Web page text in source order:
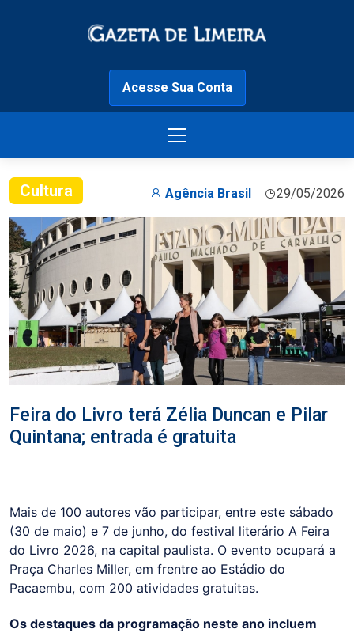
Acesse Sua Conta
Cultura Agência Brasil 29/05/2026
Feira do Livro terá Zélia Duncan e Pilar
Quintana; entrada é gratuita
Mais de 100 autores vão participar, entre este sábado
(30 de maio) e 7 de junho, do festival literário A Feira
do Livro 2026, na capital paulista. O evento ocupará a
Praça Charles Miller, em frentre ao Estádio do
Pacaembu, com 200 atividades gratuitas.
Os destaques da programação neste ano incluem